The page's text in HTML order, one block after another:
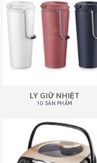
LY GIỮ NHIỆT
10 SẢN PHẨM